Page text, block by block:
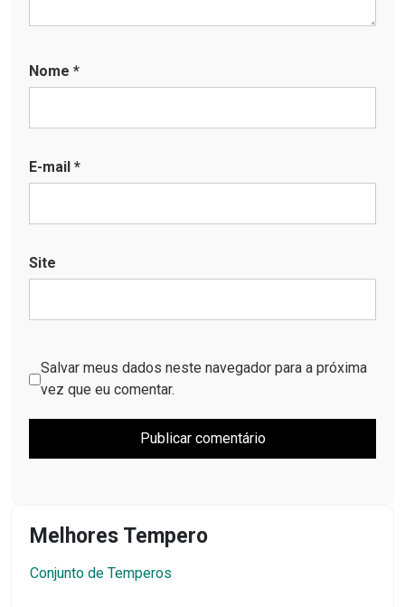
Nome *
E-mail *
Site
Salvar meus dados neste navegador para a próxima
vez que eu comentar.
Melhores Tempero
Conjunto de Temperos